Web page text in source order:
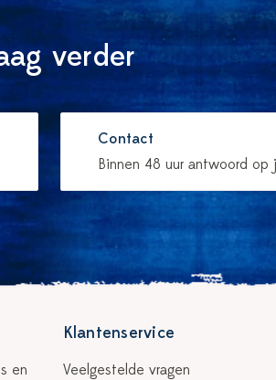
verder
Contact
Binnen 48 uur antwoord op
en
Klantenservice
Veelgestelde vragen